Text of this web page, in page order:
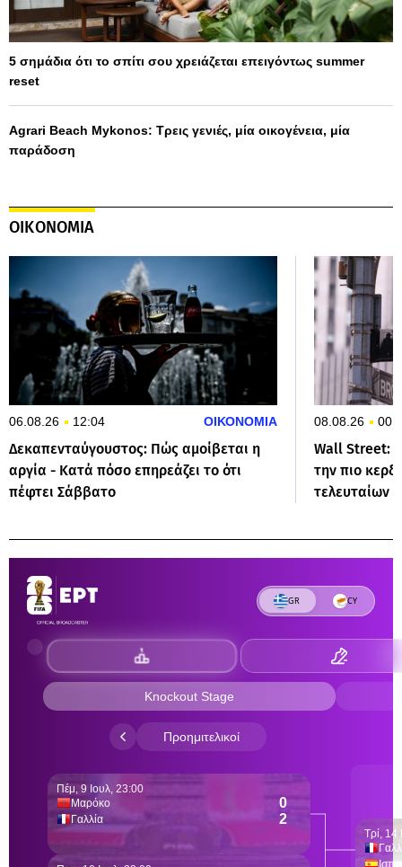
5 σημάδια ότι το σπίτι σου χρειάζεται επειγόντως summer
reset
Agrari Beach Mykonos: Τρεις γενιές, μία οικογένεια, μία
παράδοση
ΟΙΚΟΝΟΜΙΑ
06.08.26 12:04 ΟΙΚΟΝΟΜΙΑ
Δεκαπενταύγουστος: Πώς αμοίβεται η
αργία - Κατά πόσο επηρεάζει το ότι
πέφτει Σάββατο
08.08.26
Wall Street:
την πιο
τελευταίων